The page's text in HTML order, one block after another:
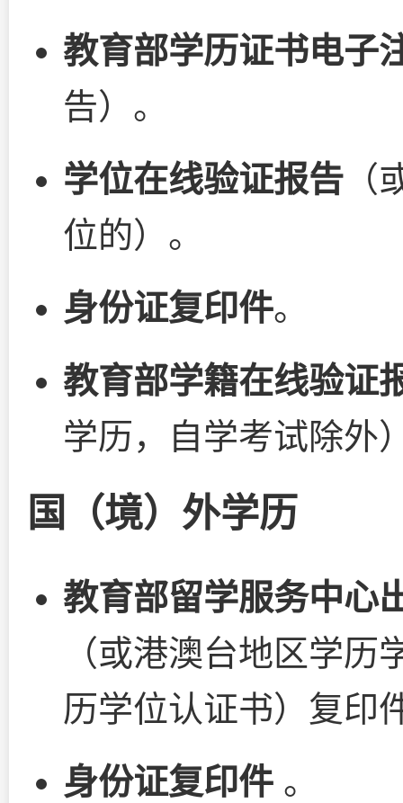
教育部学历证书电子
告）。
学位在线验证报告
位的）。
身份证复印件。
教育部学籍在线验证
学历，自学考试除外
国（境）外学历
教育部留学服务中心
（或港澳台地区学
历学位认证书）复印
身份证复印件 。